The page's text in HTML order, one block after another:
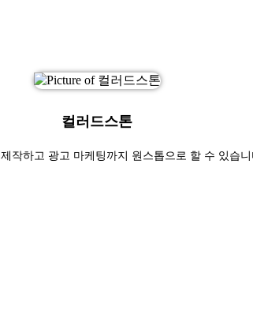
컬러드스톤
작하고 광고 마케팅까지 원스톱으로 할 수 있습니